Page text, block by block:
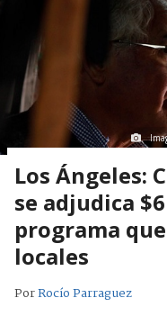
Los Ángeles:
se adjudica
programa
locales
PorRocío Parraguez